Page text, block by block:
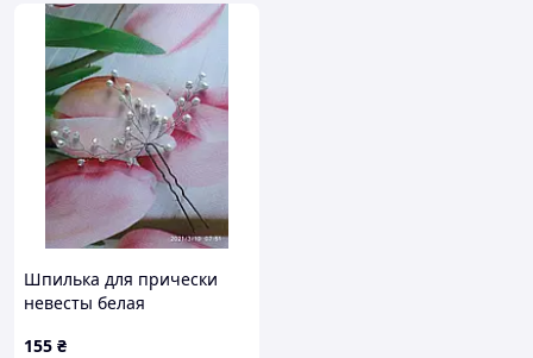
Шпилька для прически
невесты белая
155 ₴